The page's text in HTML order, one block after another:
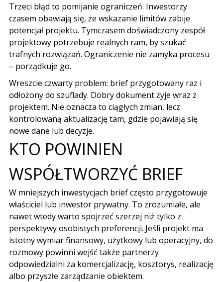
Trzeci błąd to pomijanie ograniczeń. Inwestorzy
czasem obawiają się, że wskazanie limitów zabije
potencjał projektu. Tymczasem doświadczony zespół
projektowy potrzebuje realnych ram, by szukać
trafnych rozwiązań. Ograniczenie nie zamyka procesu
– porządkuje go.
Wreszcie czwarty problem: brief przygotowany raz i
odłożony do szuflady. Dobry dokument żyje wraz z
projektem. Nie oznacza to ciągłych zmian, lecz
kontrolowaną aktualizację tam, gdzie pojawiają się
nowe dane lub decyzje.
KTO POWINIEN
WSPÓŁTWORZYĆ BRIEF
W mniejszych inwestycjach brief często przygotowuje
właściciel lub inwestor prywatny. To zrozumiałe, ale
nawet wtedy warto spojrzeć szerzej niż tylko z
perspektywy osobistych preferencji. Jeśli projekt ma
istotny wymiar finansowy, użytkowy lub operacyjny, do
rozmowy powinni wejść także partnerzy
odpowiedzialni za komercjalizację, kosztorys, realizację
albo przyszłe zarządzanie obiektem.